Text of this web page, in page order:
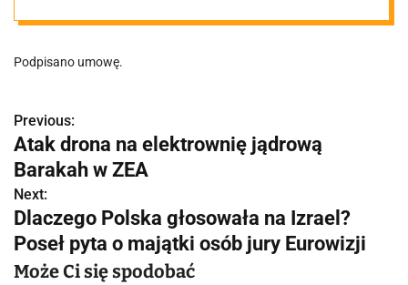
regionie. Będą
budować nowy
most
Podpisano umowę.
N
a
w
i
g
Previous:
Atak drona na elektrownię jądrową
Barakah w ZEA
Next:
Dlaczego Polska głosowała na Izrael?
Poseł pyta o majątki osób jury Eurowizji
Może Ci się spodobać